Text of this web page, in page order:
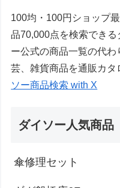
100均・100円ショップ
品70,000点を検索でき
ー公式の商品一覧の代
芸、雑貨商品を通販カタ
ソー商品検索 with X
ダイソー人気商品
傘修理セット